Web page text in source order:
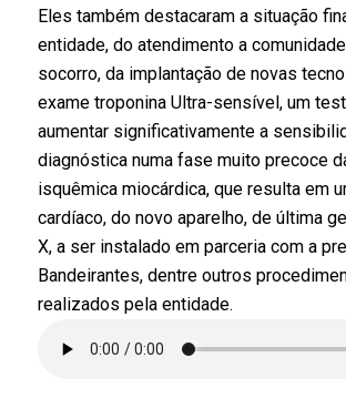
Eles também destacaram a situação
entidade, do atendimento a
socorro, da implantação de novas
exame troponina Ultra-sensível, um
aumentar significativamente a
diagnóstica numa fase muito precoce
isquêmica miocárdica, que resulta em
cardíaco, do novo aparelho, de última
X, a ser instalado em parceria com a
Bandeirantes, dentre outros
realizados pela entidade.